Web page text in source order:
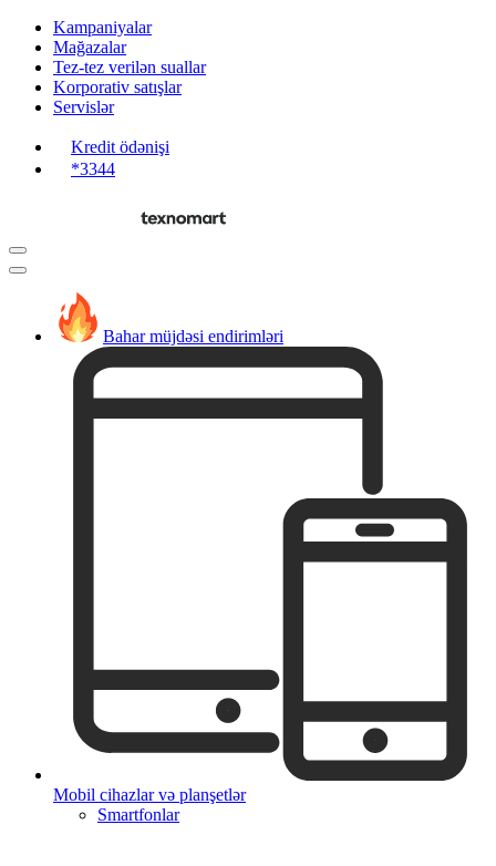
Kampaniyalar
Mağazalar
Tez-tez verilən suallar
Korporativ satışlar
Servislər
Kredit ödənişi
*3344
Bahar müjdəsi endirimləri
Mobil cihazlar və planşetlər
Smartfonlar